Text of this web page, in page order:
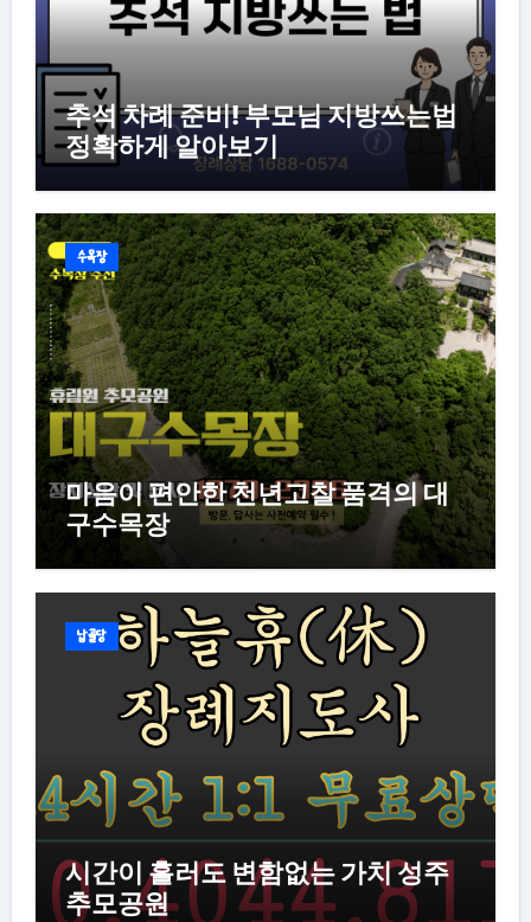
추석 차례 준비! 부모님 지방쓰는법
정확하게 알아보기
수목장
마음이 편안한 천년고찰 품격의 대
구수목장
납골당
시간이 흘러도 변함없는 가치 성주
추모공원